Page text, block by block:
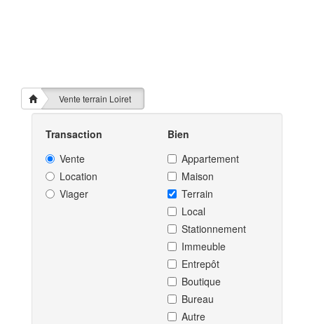
Vente terrain Loiret
Transaction
Vente
Location
Viager
Bien
Appartement
Maison
Terrain
Local
Stationnement
Immeuble
Entrepôt
Boutique
Bureau
Autre